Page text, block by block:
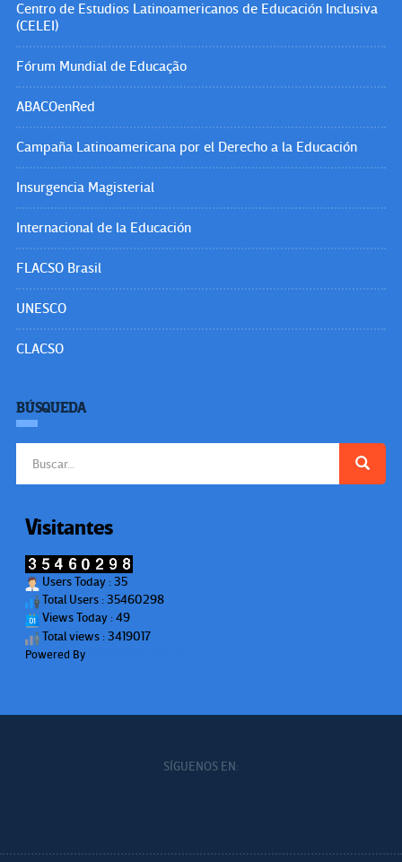
Centro de Estudios Latinoamericanos de Educación Inclusiva
(CELEI)
Fórum Mundial de Educação
ABACOenRed
Campaña Latinoamericana por el Derecho a la Educación
Insurgencia Magisterial
Internacional de la Educación
FLACSO Brasil
UNESCO
CLACSO
BÚSQUEDA
Visitantes
Users Today : 35
Total Users : 35460298
Views Today : 49
Total views : 3419017
Powered By
SÍGUENOS EN: